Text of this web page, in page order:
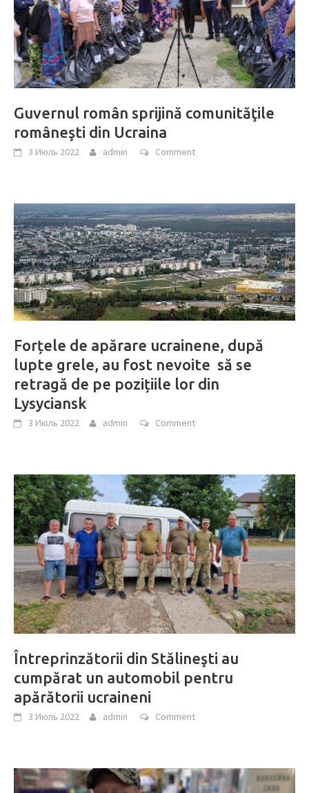
Guvernul român sprijină comunităţile
româneşti din Ucraina
3 Июль 2022 admin Comment
Forțele de apărare ucrainene, după
lupte grele, au fost nevoite să se
retragă de pe pozițiile lor din
Lysyciansk
3 Июль 2022 admin Comment
Întreprinzătorii din Stălineşti au
cumpărat un automobil pentru
apărătorii ucraineni
3 Июль 2022 admin Comment